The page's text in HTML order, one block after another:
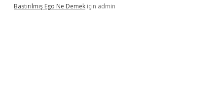
Bastırılmış Ego Ne Demek için admin